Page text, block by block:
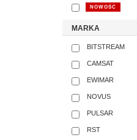
NOWOŚĆ
MARKA
BITSTREAM
CAMSAT
EWIMAR
NOVUS
PULSAR
RST